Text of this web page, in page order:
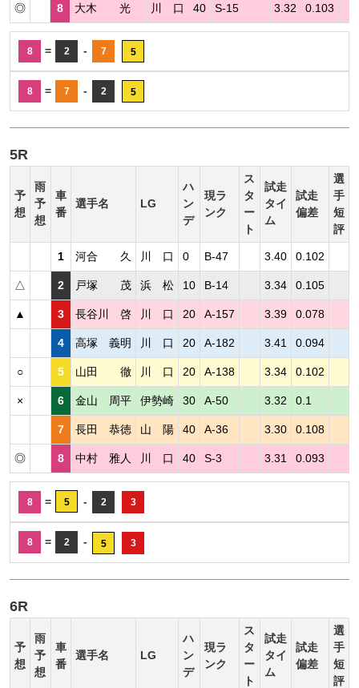
◎ 8 大木 光 川 口 40 S-15 3.32 0.103
8 = 2 - 7 5
8 = 7 - 2 5
5R
予
想
雨
予
想
車
番
選手名 LG
ハ
ン
デ
現ラ
ンク
ス
タ
ー
ト
試走
タイ
ム
試走
偏差
選
手
短
評
1 河合 久 川 口 0 B-47 3.40 0.102
△ 2 戸塚 茂 浜 松 10 B-14 3.34 0.105
▲ 3 長谷川 啓 川 口 20 A-157 3.39 0.078
4 高塚 義明 川 口 20 A-182 3.41 0.094
○ 5 山田 徹 川 口 20 A-138 3.34 0.102
× 6 金山 周平 伊勢崎 30 A-50 3.32 0.1
7 長田 恭徳 山 陽 40 A-36 3.30 0.108
◎ 8 中村 雅人 川 口 40 S-3 3.31 0.093
8 = 5 - 2 3
8 = 2 - 5 3
6R
予
想
雨
予
想
車
番
選手名 LG
ハ
ン
デ
現ラ
ンク
ス
タ
ー
ト
試走
タイ
ム
試走
偏差
選
手
短
評